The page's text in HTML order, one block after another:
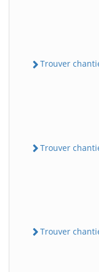
Trouver
Trouver
Trouver